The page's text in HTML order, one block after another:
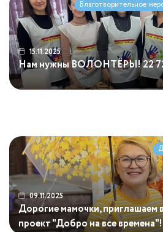
Благотворительное
15.11.2025
Нам нужны ВОЛОНТЁРЫ! 22
15.11.2025
Что для вас семья?
Благотворительное
Мастерицы, срочно нужна
Благотворительное
10.11.2025
09.11.2025
Дорогие мамочки, приглашаем
проект "Добро на все времена"!